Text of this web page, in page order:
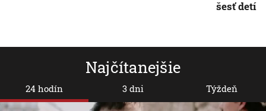
Najčítanejšie
24 hodín 3 dni Týždeň
šesť detí